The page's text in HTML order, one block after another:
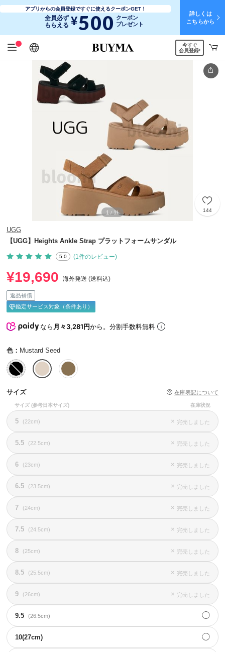
アプリからの会員登録ですぐに使えるクーポンGET！
全員必ず
もらえる ¥500 クーポン
プレゼント
詳しくは
こちらから
日本語
English
简体中文
繁體中文
今すぐ
会員登録!
1 / 11 144
UGG
【UGG】Heights Ankle Strap プラットフォームサンダル
5.0 (1件のレビュー)
¥19,690 海外発送 (送料込)
返品補償
鑑定サービス対象（条件あり）
なら 月々3,281円から。分割手数料無料
色： Mustard Seed
サイズ 在庫表記について
サイズ (参考日本サイズ) 在庫状況
5 (22cm) × 完売しました
5.5 (22.5cm) × 完売しました
6 (23cm) × 完売しました
6.5 (23.5cm) × 完売しました
7 (24cm) × 完売しました
7.5 (24.5cm) × 完売しました
8 (25cm) × 完売しました
8.5 (25.5cm) × 完売しました
9 (26cm) × 完売しました
9.5 (26.5cm) ◯
10(27cm) ◯